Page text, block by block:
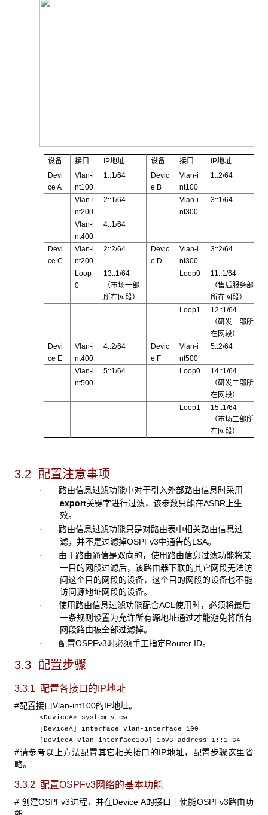
设备 接口 IP地址 设备 接口
IP地址
Devi
ce A
Vlan-i
nt100
1::1/64
Devic
e B
Vlan-i
nt100
1::2/64
Vlan-i
nt200
2::1/64
Vlan-i
nt300
3::1/64
Vlan-i
nt400
4::1/64
Devi
ce C
Vlan-i
nt200
2::2/64
Devic
e D
Vlan-i
nt300
3::2/64
Loop
0
13::1/64
（市场一部
所在网段）
Loop0
11::1/64
（售后服务部
所在网段）
Loop1
12::1/64
（研发一部所
在网段）
Devi
ce E
Vlan-i
nt400
4::2/64
Devic
e F
Vlan-i
nt500
5::2/64
Vlan-i
nt500
5::1/64 Loop0
14::1/64
（研发二部所
在网段）
Loop1
15::1/64
（市场二部所
在网段）
3.2 配置注意事项
· 路由信息过滤功能中对于引入外部路由信息时采用
export关键字进行过滤，该参数只能在ASBR上生
效。
·
路由信息过滤功能只是对路由表中相关路由信息过
滤，并不是过滤掉OSPFv3中通告的LSA。
·
由于路由通信是双向的，使用路由信息过滤功能将某
一目的网段过滤后，该路由器下联的其它网段无法访
问这个目的网段的设备，这个目的网段的设备也不能
访问源地址网段的设备。
·
使用路由信息过滤功能配合ACL使用时，必须将最后
一条规则设置为允许所有源地址通过才能避免将所有
网段路由被全部过滤掉。
· 配置OSPFv3时必须手工指定Router ID。
3.3 配置步骤
3.3.1 配置各接口的IP地址
#配置接口Vlan-int100的IP地址。
<DeviceA> system-view
[DeviceA] interface vlan-interface 100
[DeviceA-Vlan-interface100] ipv6 address 1::1 64
#请参考以上方法配置其它相关接口的IP地址，配置步骤这里省
略。
3.3.2 配置OSPFv3网络的基本功能
#创建OSPFv3进程，并在Device A的接口上使能OSPFv3路由功